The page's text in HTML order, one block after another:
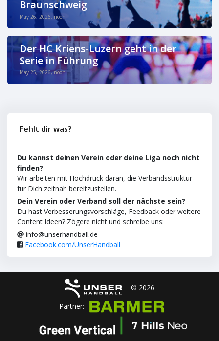
Braunschweig
May 26, 2026, noon
Der HC Kriens-Luzern geht in der
Serie in Führung
May 25, 2026, noon
Fehlt dir was?
Du kannst deinen Verein oder deine Liga noch nicht
finden?
Wir arbeiten mit Hochdruck daran, die Verbandsstruktur
für Dich zeitnah bereitzustellen.
Dein Verein oder Verband soll der nächste sein?
Du hast Verbesserungsvorschläge, Feedback oder weitere
Content Ideen? Zögere nicht und schreibe uns:
info@unserhandball.de
Facebook.com/UnserHandball
© 2026
Partner: